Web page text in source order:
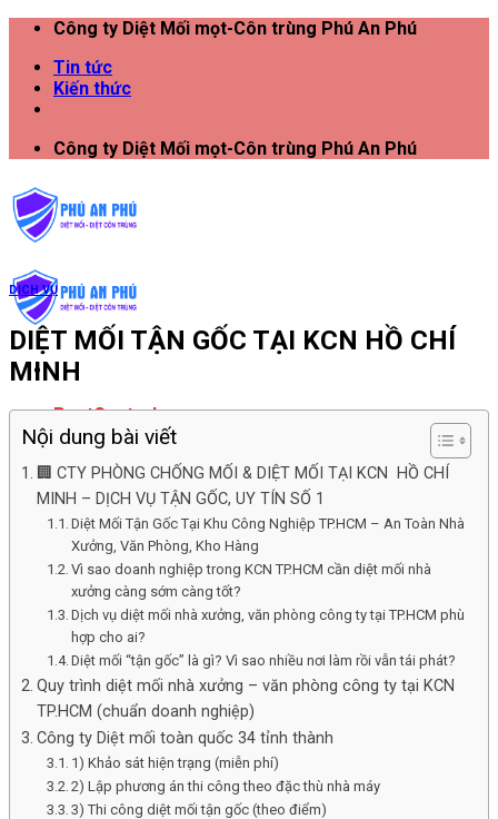
Công ty Diệt Mối mọt-Côn trùng Phú An Phú
Tin tức
Kiến thức
Công ty Diệt Mối mọt-Côn trùng Phú An Phú
PestControl
HS NĂNG LỰC
NĂNG LỰC
DỊCH VỤ
DIỆT MỐI TẬN GỐC TẠI KCN HỒ CHÍ MINH
PHUN MUỖI TẠI KCN HỒ CHÍ MINH
PHÒNG CHỐNG MỐI CÔNG TRÌNH, NHÀ Ở TẠI
THÀNH PHỐ HỒ CHÍ MINH
Cửa Lưới Chống Muỗi Hồ Chí Minh
Phòng Mọt Gỗ Tại Hồ Chí Minh
Kiểm Soát Ruồi Hồ Chí Minh
Diệt Chuột Tại Hồ Chí Minh
Diệt Gián Hồ Chí Minh
Diệt Kiến Hồ Chí Minh
Diệt Bọ Xít-Ve-Mò-Mạt Hồ Chí Minh
Khử Trùng Bệnh Dịch Hồ Chí Minh
Diệt khuẩn tại KCN Hồ Chí Minh
Vệ Sinh Công Nghiệp
DỊCH VỤ
DIỆT MỐI TẬN GỐC TẠI KCN HỒ CHÍ
MINH
Nội dung bài viết
🏢 CTY PHÒNG CHỐNG MỐI & DIỆT MỐI TẠI KCN HỒ CHÍ
MINH – DỊCH VỤ TẬN GỐC, UY TÍN SỐ 1
Diệt Mối Tận Gốc Tại Khu Công Nghiệp TP.HCM – An Toàn Nhà
Xưởng, Văn Phòng, Kho Hàng
Vì sao doanh nghiệp trong KCN TP.HCM cần diệt mối nhà
xưởng càng sớm càng tốt?
Dịch vụ diệt mối nhà xưởng, văn phòng công ty tại TP.HCM phù
hợp cho ai?
Diệt mối “tận gốc” là gì? Vì sao nhiều nơi làm rồi vẫn tái phát?
Quy trình diệt mối nhà xưởng – văn phòng công ty tại KCN
TP.HCM (chuẩn doanh nghiệp)
Công ty Diệt mối toàn quốc 34 tỉnh thành
1) Khảo sát hiện trạng (miễn phí)
2) Lập phương án thi công theo đặc thù nhà máy
3) Thi công diệt mối tận gốc (theo điểm)